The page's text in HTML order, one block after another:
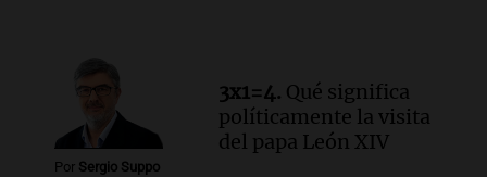
Audio.
Monseñor Fenoy celebra la visita
de León XIV a Argentina y reflexiona
sobre su impacto espiritual
Panorama Federal
Por Sergio Suppo
3x1=4. Qué significa
políticamente la visita
del papa León XIV